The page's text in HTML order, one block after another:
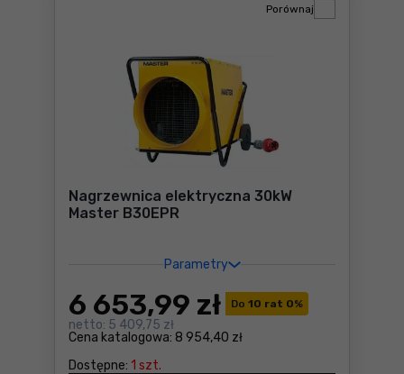
Nagrzewnica elektryczna 30kW
Master B30EPR
Parametry
Do 10 rat 0%
Cena katalogowa: 8 954,40 zł
6 653,99 zł
netto: 5 409,75 zł
Dostępne: 1 szt.
Porównaj